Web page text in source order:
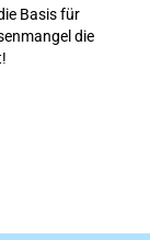
Basis für
die